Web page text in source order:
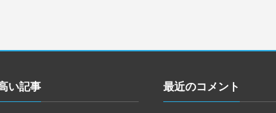
い記事 最近のコメント